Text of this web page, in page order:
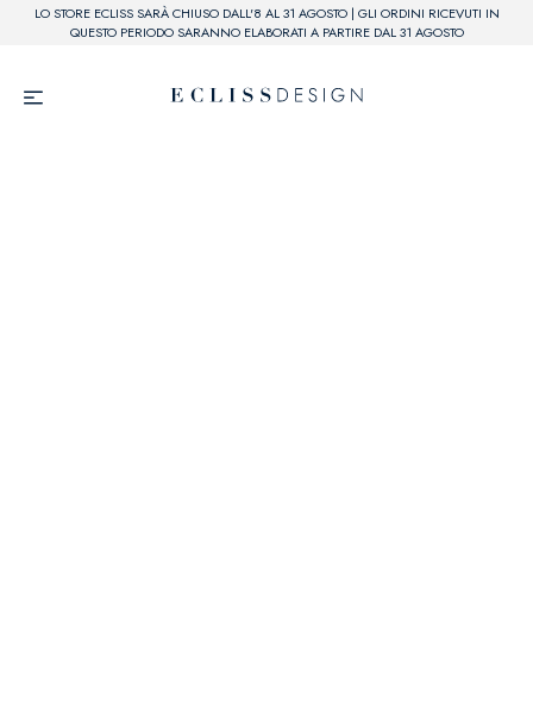
LO STORE ECLISS SARÀ CHIUSO DALL'8 AL 31 AGOSTO | GLI ORDINI RICEVUTI IN
QUESTO PERIODO SARANNO ELABORATI A PARTIRE DAL 31 AGOSTO